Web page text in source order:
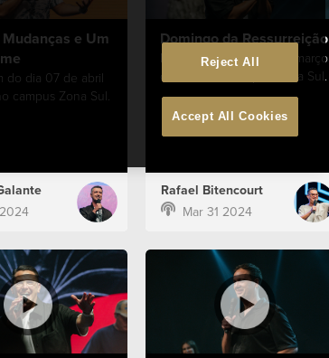
e Um
do dia 07 de abril
campus Zona Sul.
Domingo da Ressurreição
Mensagem do dia 31 de março
de 2024 no campus Zona Sul.
Rafael Bitencourt
Mar 31 2024
Reject All
Accept All Cookies